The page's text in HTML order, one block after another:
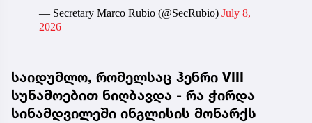
— Secretary Marco Rubio (@SecRubio) July 8,
2026
საიდუმლო, რომელსაც ჰენრი VIII
სუნამოებით ნიღბავდა - რა ჭირდა
სინამდვილეში ინგლისის მონარქს